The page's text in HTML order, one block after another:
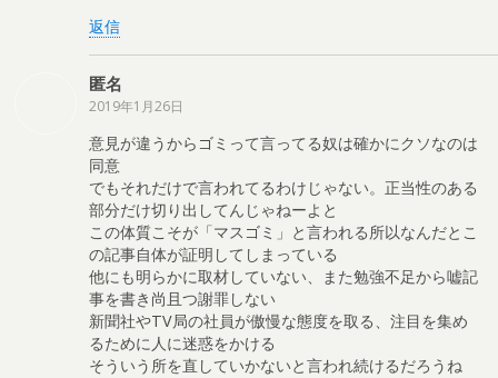
返信
匿名
2019年1月26日
意見が違うからゴミって言ってる奴は確かにクソなのは
同意
でもそれだけで言われてるわけじゃない。正当性のある
部分だけ切り出してんじゃねーよと
この体質こそが「マスゴミ」と言われる所以なんだとこ
の記事自体が証明してしまっている
他にも明らかに取材していない、また勉強不足から嘘記
事を書き尚且つ謝罪しない
新聞社やTV局の社員が傲慢な態度を取る、注目を集め
るために人に迷惑をかける
そういう所を直していかないと言われ続けるだろうね